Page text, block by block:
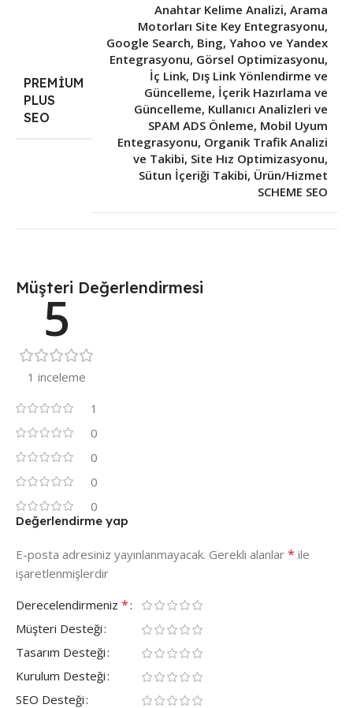
PREMIUM
PLUS
SEO
Anahtar Kelime Analizi, Arama
Motorları Site Key Entegrasyonu,
Google Search, Bing, Yahoo ve Yandex
Entegrasyonu, Görsel Optimizasyonu,
İç Link, Dış Link Yönlendirme ve
Güncelleme, İçerik Hazırlama ve
Güncelleme, Kullanıcı Analizleri ve
SPAM ADS Önleme, Mobil Uyum
Entegrasyonu, Organik Trafik Analizi
ve Takibi, Site Hız Optimizasyonu,
Sütun İçeriği Takibi, Ürün/Hizmet
SCHEME SEO
Müşteri Değerlendirmesi
5
1 inceleme
1
0
0
0
0
Değerlendirme yap
E-posta adresiniz yayınlanmayacak. Gerekli alanlar * ile
işaretlenmişlerdir
Derecelendirmeniz *
Müşteri Desteği
Tasarım Desteği
Kurulum Desteği
SEO Desteği